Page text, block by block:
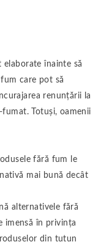
elaborate înainte să
care pot să
renunțării la
Totuși, oamenii
fără fum le
mai bună decât
alternativele fără
imensă în privința
din tutun